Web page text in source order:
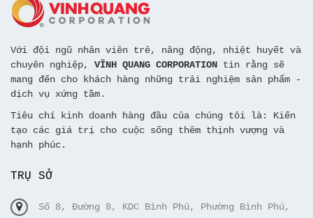
Với đội ngũ nhân viên trẻ, năng động, nhiệt huyết và
chuyên nghiệp, VĨNH QUANG CORPORATION tin rằng sẽ
mang đến cho khách hàng những trải nghiệm sản phẩm -
dịch vụ xứng tầm.
Tiêu chí kinh doanh hàng đầu của chúng tôi là: Kiến
tạo các giá trị cho cuộc sống thêm thịnh vượng và
hạnh phúc.
TRỤ SỞ
Số 8, Đường 8, KDC Bình Phú, Phường Bình Phú,